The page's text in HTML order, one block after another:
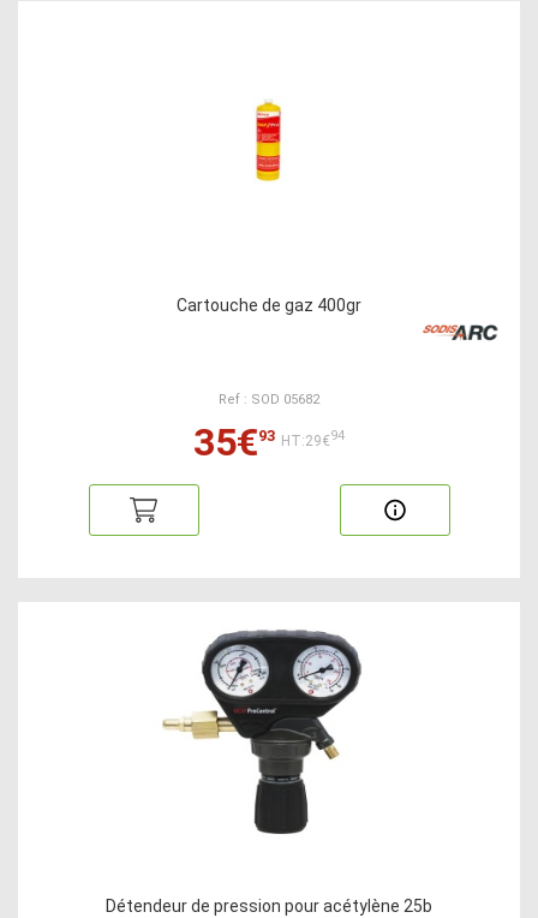
Cartouche de gaz 400gr
Ref : SOD 05682
35€93 HT:29€94
Détendeur de pression pour acétylène 25b